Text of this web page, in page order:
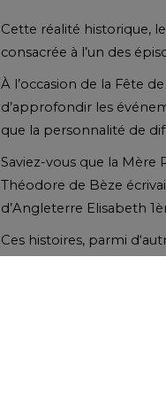
Cette réalité historique,
consacrée à l’un des
À l’occasion de la Fête
d’approfondir les
que la personnalité de
Saviez-vous que la Mère
Théodore de Bèze
d’Angleterre Elisabeth
Ces histoires, parmi